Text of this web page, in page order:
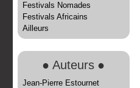
Festivals Nomades
Festivals Africains
Ailleurs
● Auteurs ●
Jean-Pierre Estournet